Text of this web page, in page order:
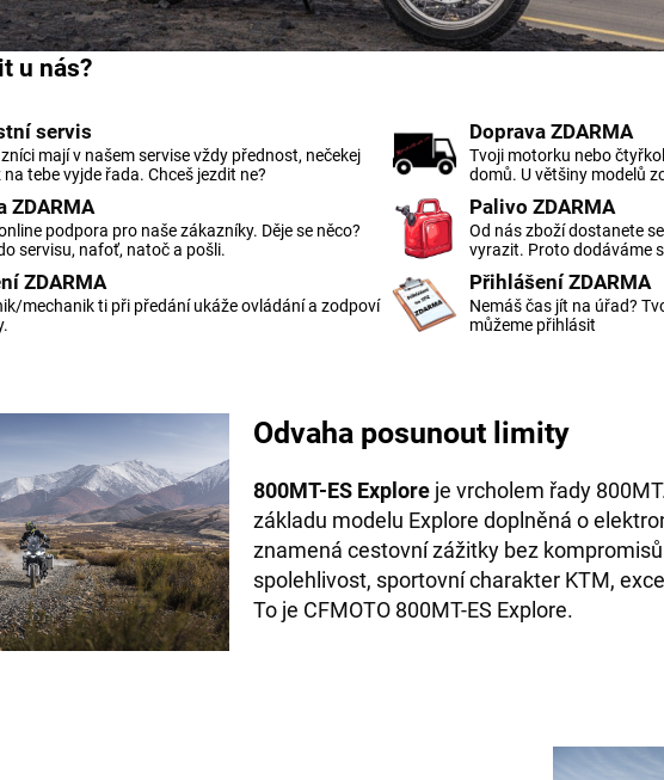
u nás?
servis
mají v našem servise vždy přednost, nečekej
na tebe vyjde řada. Chceš jezdit ne?
Doprava ZDARMA
Tvoji motorku nebo
domů. U většiny modelů
ZDARMA
podpora pro naše zákazníky. Děje se něco?
servisu, nafoť, natoč a pošli.
Palivo ZDARMA
Od nás zboží dostanete
vyrazit. Proto dodáváme
ZDARMA
mechanik ti při předání ukáže ovládání a zodpoví
Přihlášení ZDARMA
Nemáš čas jít na úřad?
můžeme přihlásit
Odvaha posunout limity
800MT-ES Exploreje vrcholem řady
základu modelu Explore doplněná o
znamená cestovní zážitky bez
spolehlivost, sportovní charakter KTM,
To je CFMOTO 800MT-ES Explore.